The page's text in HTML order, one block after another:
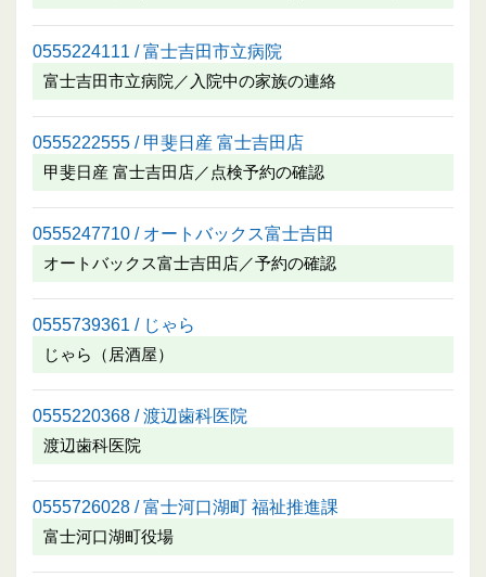
0555224111 / 富士吉田市立病院
富士吉田市立病院／入院中の家族の連絡
0555222555 / 甲斐日産 富士吉田店
甲斐日産 富士吉田店／点検予約の確認
0555247710 / オートバックス富士吉田
オートバックス富士吉田店／予約の確認
0555739361 / じゃら
じゃら（居酒屋）
0555220368 / 渡辺歯科医院
渡辺歯科医院
0555726028 / 富士河口湖町 福祉推進課
富士河口湖町役場